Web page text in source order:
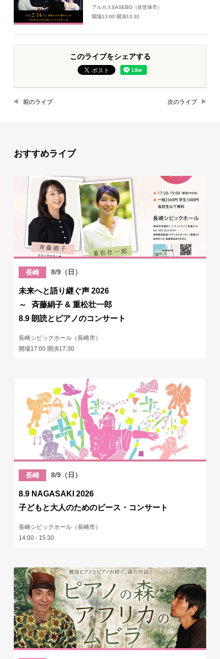
アルカスSASEBO（佐世保市）
開場13:00 開演13:30
このライブをシェアする
前のライブ 次のライブ
おすすめライブ
長崎 8/9（日）
未来へと語り継ぐ声 2026
～ 斉藤絹子 & 重松壮一郎
8.9 朗読とピアノのコンサート
長崎シビックホール（長崎市）
開場17:00 開演17:30
長崎 8/9（日）
8.9 NAGASAKI 2026
子どもと大人のためのピース・コンサート
長崎シビックホール（長崎市）
14:00 - 15:30